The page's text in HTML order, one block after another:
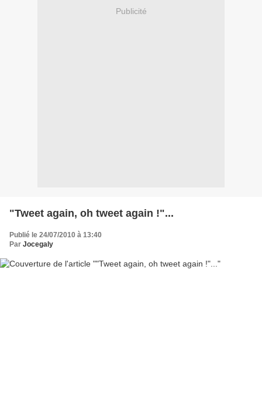
Publicité
"Tweet again, oh tweet again !"...
Publié le 24/07/2010 à 13:40
Par Jocegaly